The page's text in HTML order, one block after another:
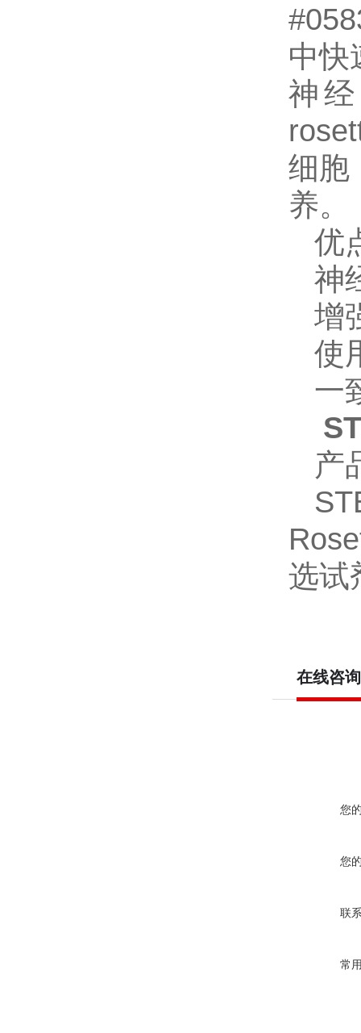
中快
神
细胞
养。
优
神
增
使
一
产
选试
在线咨询
您
您
联
常